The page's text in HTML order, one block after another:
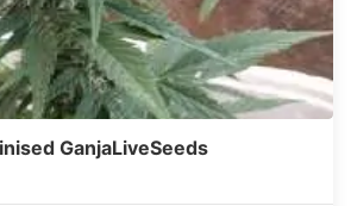
GanjaLiveSeeds